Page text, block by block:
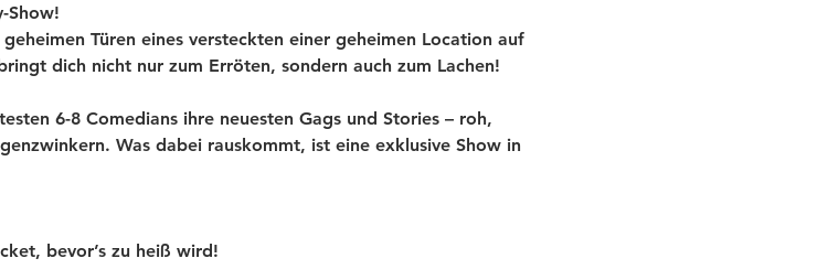
Show!
Türen eines versteckten einer geheimen Location auf
dich nicht nur zum Erröten, sondern auch zum Lachen!
6-8 Comedians ihre neuesten Gags und Stories – roh,
Was dabei rauskommt, ist eine exklusive Show in
bevor’s zu heiß wird!